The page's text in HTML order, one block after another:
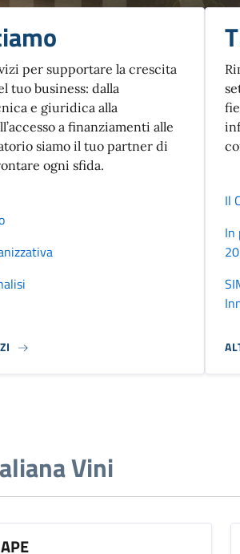
per supportare la crescita
tuo business: dalla
e giuridica alla
a finanziamenti alle
siamo il tuo partner di
ogni sfida.
Il
In
Vini